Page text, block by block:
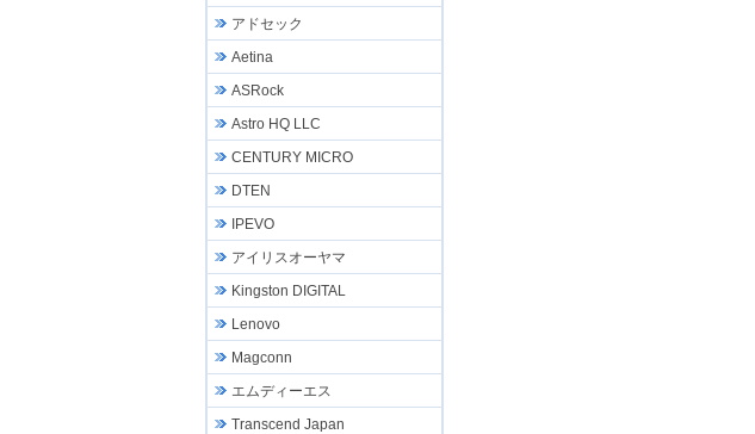
アドセック
Aetina
ASRock
Astro HQ LLC
CENTURY MICRO
DTEN
IPEVO
アイリスオーヤマ
Kingston DIGITAL
Lenovo
Magconn
エムディーエス
Transcend Japan